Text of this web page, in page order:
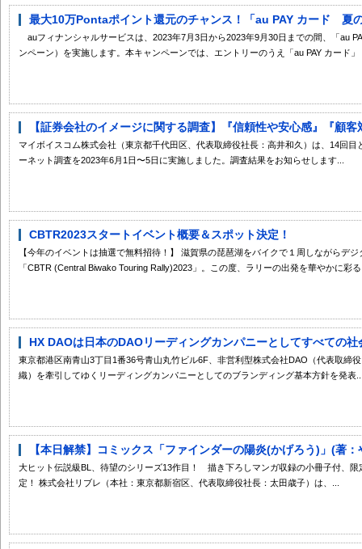
最大10万Pontaポイント還元のチャンス！「au PAY カード 夏
auフィナンシャルサービスは、2023年7月3日から2023年9月30日までの間、「au
ンペーン）を実施します。本キャンペーンでは、エントリーのうえ「au PAY カード」
【証券会社のイメージに関する調査】『信頼性や安心感』『顧
マイボイスコム株式会社（東京都千代田区、代表取締役社長：高井和久）は、14回
ーネット調査を2023年6月1日〜5日に実施しました。調査結果をお知らせします...
CBTR2023スタートイベント概要＆スポット決定！
【今年のイベントは抽選で無料招待！】 滋賀県の琵琶湖をバイクで１周しながらデ
「CBTR (Central Biwako Touring Rally)2023」。この度、ラリーの出発を華やかに彩
HX DAOは日本のDAOリーディングカンパニーとしてすべての
東京都港区南青山3丁目1番36号青山丸竹ビル6F、非営利型株式会社DAO（代表取締
織）を牽引してゆくリーディングカンパニーとしてのブランディング基本方針を発表
【本日解禁】コミックス「ファインダーの陽炎(かげろう)」(著
大ヒット伝説級BL、待望のシリーズ13作目！ 描き下ろしマンガ収録の小冊子付、
定！ 株式会社リブレ（本社：東京都新宿区、代表取締役社長：太田歳子）は、...